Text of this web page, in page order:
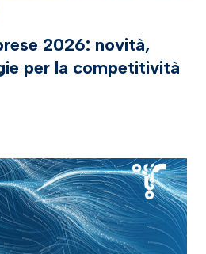
2026: novità,
per la competitività